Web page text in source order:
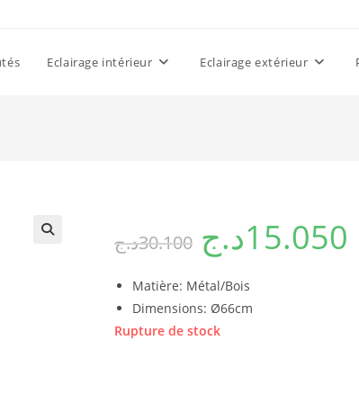
Eclairage intérieur Eclairage extérieur
30.100د.ج 15.050د.ج
Matière: Métal/Bois
Dimensions: Ø66cm
Rupture de stock